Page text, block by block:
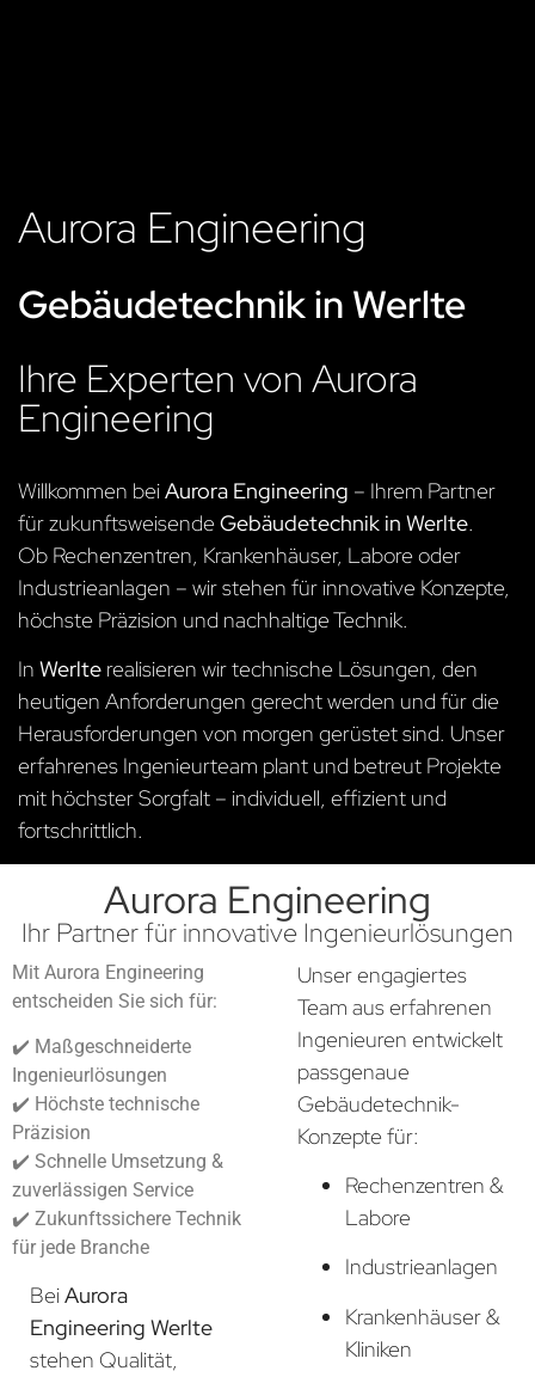
Aurora Engineering
Gebäudetechnik in Werlte
Ihre Experten von Aurora
Engineering
Willkommen beiAurora Engineering – Ihrem Partner
für zukunftsweisendeGebäudetechnik in Werlte.
Ob Rechenzentren, Krankenhäuser, Labore oder
Industrieanlagen – wir stehen für innovative Konzepte,
höchste Präzision und nachhaltige Technik.
In Werlte realisieren wir technische Lösungen, den
heutigen Anforderungen gerecht werden und für die
Herausforderungen von morgen gerüstet sind. Unser
erfahrenes Ingenieurteam plant und betreut Projekte
mit höchster Sorgfalt – individuell, effizient und
fortschrittlich.
Aurora Engineering
Ihr Partner für innovative Ingenieurlösungen
Mit Aurora Engineering
entscheiden Sie sich für:
✔️ Maßgeschneiderte
Ingenieurlösungen
✔️ Höchste technische
Präzision
✔️ Schnelle Umsetzung &
zuverlässigen Service
✔️ Zukunftssichere Technik
für jede Branche
BeiAurora
Engineering Werlte
stehen Qualität,
Unser engagiertes
Team aus erfahrenen
Ingenieuren entwickelt
passgenaue
Gebäudetechnik-
Konzepte für:
Rechenzentren &
Labore
Industrieanlagen
Krankenhäuser &
Kliniken